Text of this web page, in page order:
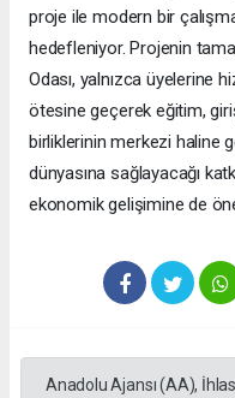
proje ile modern bir
hedefleniyor. Projenin
Odası, yalnızca üyelerine
ötesine geçerek eğitim,
birliklerinin merkezi haline
dünyasına sağlayacağı
ekonomik gelişimine de
Anadolu Ajansı (AA),